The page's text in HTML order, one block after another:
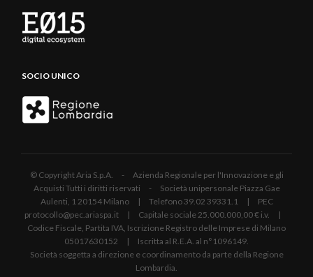
SOCIO UNICO
© Copyright Aria S.p.A. - Azienda Regionale per l'Innovazione e gli
Acquisti Tutti i diritti riservati - Società unipersonale Piazza Gae
Aulenti, 1 20154 Milano | Telefono 39.02 39331.1 | PEC
protocollo@pec.ariaspa.it | Capitale sociale 25.000.000,00 € i.v. |
Codice Fiscale, Partita IVA, Iscrizione Registro delle Imprese di Milano
05017630152 | Iscritta al R.E.A. al n°1096149.
Società soggetta a direzione e coordinamento da parte della Regione
Lombardia.